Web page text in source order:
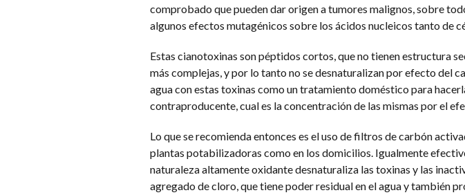
comprobado que pueden dar origen a tumores malignos, sobre
algunos efectos mutagénicos sobre los ácidos nucleicos tanto de
Estas cianotoxinas son péptidos cortos, que no tienen estructura
más complejas, y por lo tanto no se desnaturalizan por efecto del
agua con estas toxinas como un tratamiento doméstico para
contraproducente, cual es la concentración de las mismas por el
Lo que se recomienda entonces es el uso de filtros de carbón
plantas potabilizadoras como en los domicilios. Igualmente
naturaleza altamente oxidante desnaturaliza las toxinas y las
agregado de cloro, que tiene poder residual en el agua y también